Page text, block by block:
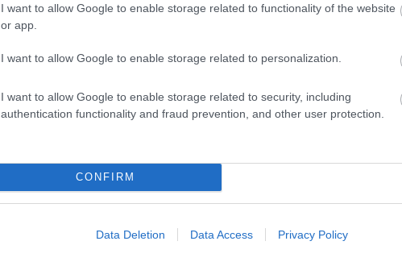
I want to allow Google to enable storage related to functionality of the website
or app.
I want to allow Google to enable storage related to personalization.
I want to allow Google to enable storage related to security, including
authentication functionality and fraud prevention, and other user protection.
CONFIRM
Data Deletion Data Access Privacy Policy
Ωχρά Κηλίδα Διπλωπία